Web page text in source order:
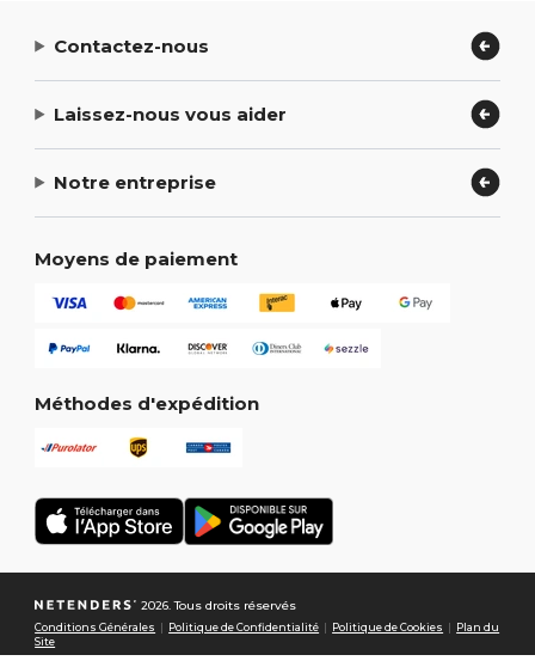
Contactez-nous
Laissez-nous vous aider
Notre entreprise
Moyens de paiement
Méthodes d'expédition
2026. Tous droits réservés
Conditions Générales Politique de Confidentialité Politique de Cookies
Plan du
Site